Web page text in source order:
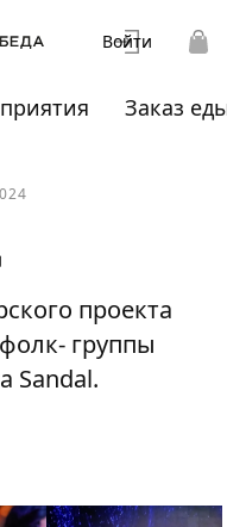
Войти
Заказ
проекта
группы
Sandal.